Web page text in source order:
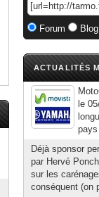
Forum
ACTUALITÉS
le
Déjà sponsor
par Hervé
sur les
conséquent (on